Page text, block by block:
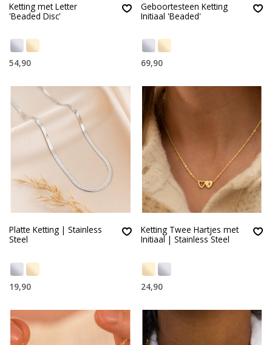
Ketting met Letter
'Beaded Disc'
54,90
Geboortesteen Ketting
Initiaal 'Beaded'
69,90
Platte Ketting | Stainless
Steel
19,90
Ketting Twee Hartjes met
Initiaal | Stainless Steel
24,90